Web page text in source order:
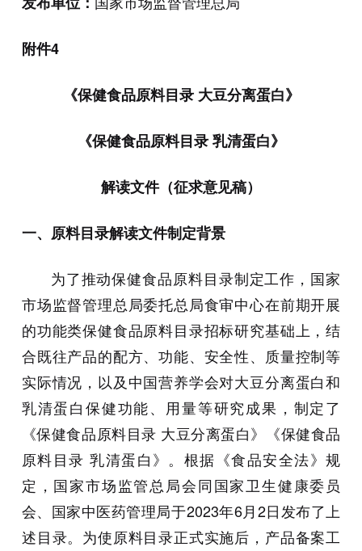
附件4
《保健食品原料目录 大豆分离蛋白》
《保健食品原料目录 乳清蛋白》
解读文件（征求意见稿）
一、原料目录解读文件制定背景
为了推动保健食品原料目录制定工作，国家
市场监督管理总局委托总局食审中心在前期开展
的功能类保健食品原料目录招标研究基础上，结
合既往产品的配方、功能、安全性、质量控制等
实际情况，以及中国营养学会对大豆分离蛋白和
乳清蛋白保健功能、用量等研究成果，制定了
《保健食品原料目录 大豆分离蛋白》《保健食品
原料目录 乳清蛋白》。根据《食品安全法》规
定，国家市场监管总局会同国家卫生健康委员
会、国家中医药管理局于2023年6月2日发布了上
述目录。为使原料目录正式实施后，产品备案工